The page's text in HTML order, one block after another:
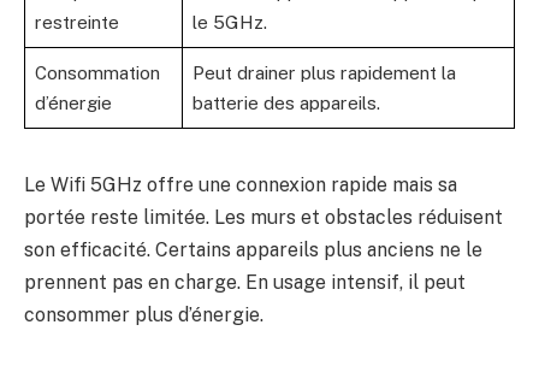
restreinte
le 5GHz.
Consommation
d’énergie
Peut drainer plus rapidement la
batterie des appareils.
Le Wifi 5GHz offre une connexion rapide mais sa
portée reste limitée. Les murs et obstacles réduisent
son efficacité. Certains appareils plus anciens ne le
prennent pas en charge. En usage intensif, il peut
consommer plus d’énergie.